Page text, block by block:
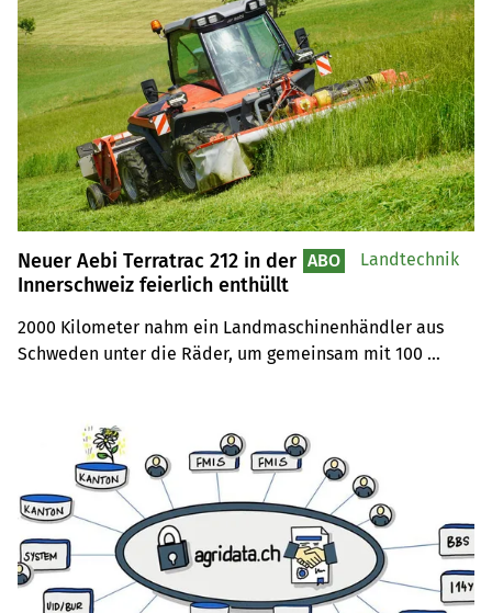
Neuer Aebi Terratrac 212 in der
Innerschweiz feierlich enthüllt
2000 Kilometer nahm ein Landmaschinenhändler aus
Schweden unter die Räder, um gemeinsam mit 100
auf die Alp Blüemlisberg (SZ) gelohnt?
ABO Landtechnik